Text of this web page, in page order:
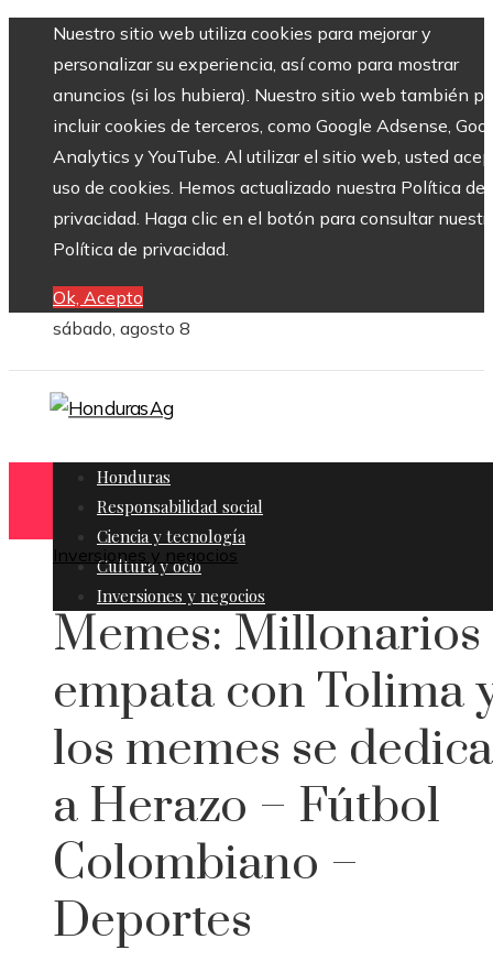
Nuestro sitio web utiliza cookies para mejorar y
personalizar su experiencia, así como para mostrar
anuncios (si los hubiera). Nuestro sitio web también
incluir cookies de terceros, como Google Adsense,
Analytics y YouTube. Al utilizar el sitio web, usted
uso de cookies. Hemos actualizado nuestra Política de
privacidad. Haga clic en el botón para consultar
Política de privacidad.
Ok, Acepto
sábado, agosto 8
Honduras
Responsabilidad social
Ciencia y tecnología
Cultura y ocio
Inversiones y negocios
Inversiones y negocios
Memes: Millonarios
empata con Tolima
los memes se
a Herazo – Fútbol
Colombiano –
Deportes